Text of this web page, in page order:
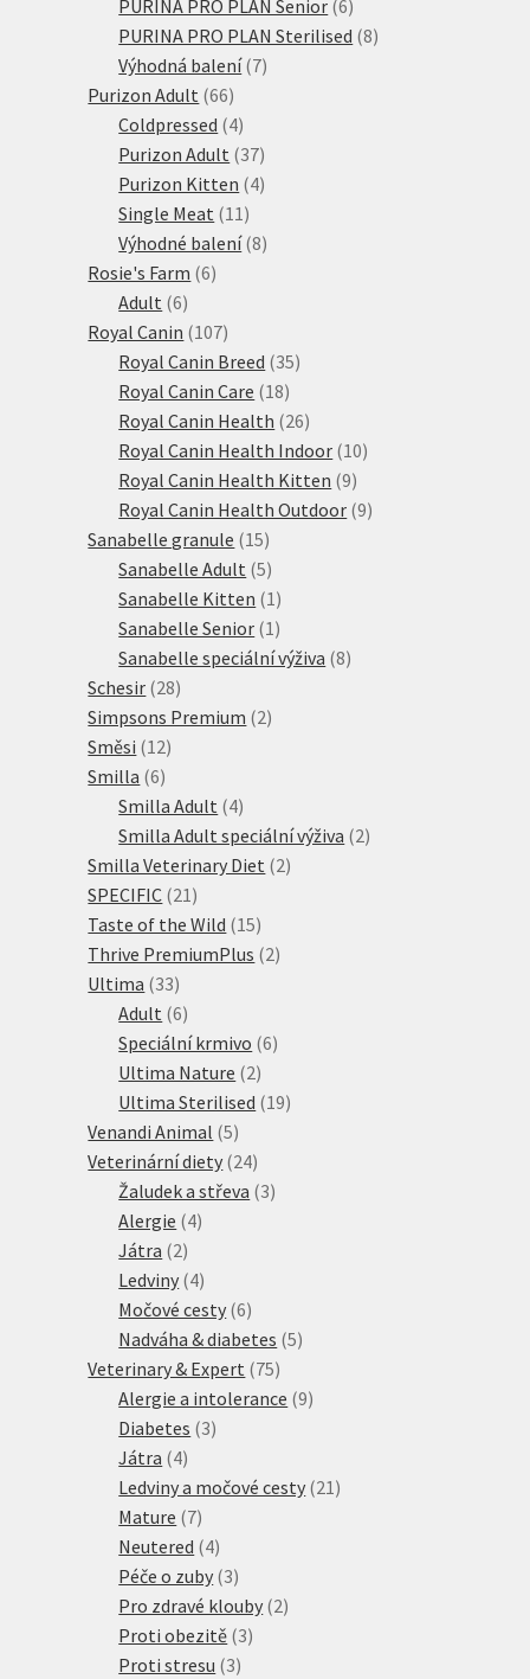
PURINA PRO PLAN Senior 6
produktů
PURINA PRO PLAN Sterilised 88
Výhodná balení 77
Purizon Adult 6666
produktů
Coldpressed 44
produkty
Purizon Adult 3737
produktů
Purizon Kitten 44
Single Meat 11 11
produktů
Výhodné balení 88
Rosie's Farm 66
Adult 66
produktů
Royal Canin 107107
produktů
Royal Canin Breed 3535
Royal Canin Care 1818
produktů
Royal Canin Health 2626
produktů
Royal Canin Health Indoor 1010
Royal Canin Health Kitten 99
produktů
Royal Canin Health Outdoor 99
Sanabelle granule 1515
produktů
Sanabelle Adult 55
produktů
Sanabelle Kitten 1 1
produkt
Sanabelle Senior 1 1
produkt
Sanabelle speciální výživa 88
Schesir 2828
produktů
Simpsons Premium 22
Směsi 1212
Smilla 66
produktů
Smilla Adult 44
produkty
Smilla Adult speciální výživa 22
Smilla Veterinary Diet 22
SPECIFIC 21 21
produktů
Taste of the Wild 1515
produktů
Thrive PremiumPlus 22
Ultima 3333
produktů
Adult 66
produktů
Speciální krmivo 66
Ultima Nature 22
produkty
Ultima Sterilised 1919
Venandi Animal 55
produktů
Veterinární diety 2424
produktů
Žaludek a střeva 33
Alergie 44
Játra 22
produkty
Ledviny 44
produkty
Močové cesty 66
produktů
Nadváha & diabetes 55
Veterinary & Expert 7575
produktů
Alergie a intolerance 99
Diabetes 33
Játra 44
produkty
Ledviny a močové cesty 21 21
Mature 77
produktů
Neutered 44
produkty
Péče o zuby 33
produkty
Pro zdravé klouby 22
Proti obezitě 33
Proti stresu 33